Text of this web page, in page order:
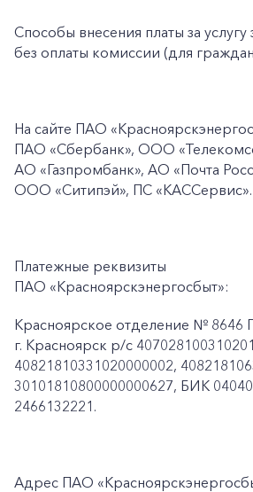
Способы внесения платы за
без оплаты комиссии (для
На сайте ПАО
ПАО «Сбербанк», ООО
АО «Газпромбанк», АО «Почта
ООО «Ситипэй», ПС «КАССервис».
Платежные реквизиты
ПАО «Красноярскэнергосбыт»:
Красноярское отделение №
г. Красноярск p/c
40821810331020000002,
30101810800000000627, БИК
2466132221.
Адрес ПАО